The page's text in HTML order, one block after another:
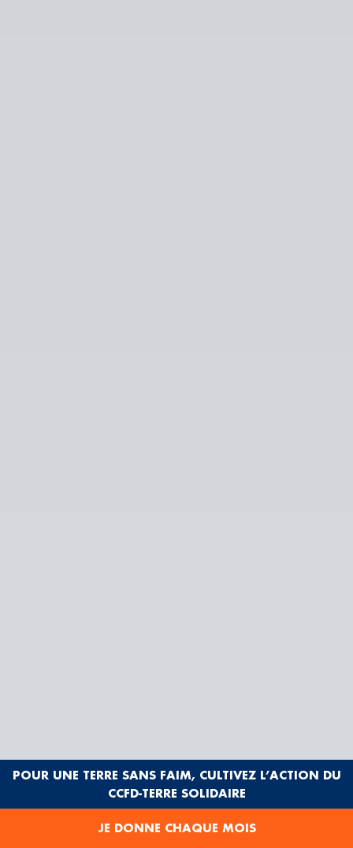
POUR UNE TERRE SANS FAIM, CULTIVEZ L’ACTION DU
CCFD-TERRE SOLIDAIRE
JE DONNE CHAQUE MOIS